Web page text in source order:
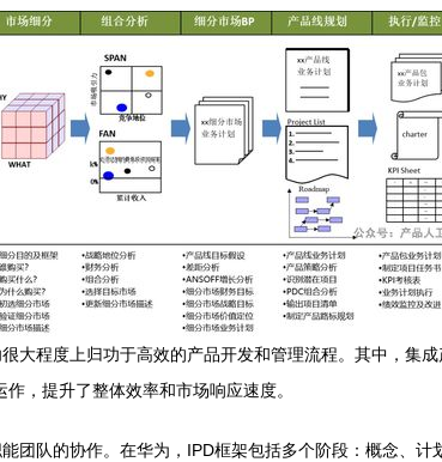
大程度上归功于高效的产品开发和管理流程。其中，集
，提升了整体效率和市场响应速度。
团队的协作。在华为，IPD框架包括多个阶段：概念、